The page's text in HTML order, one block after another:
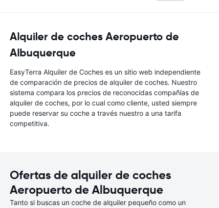
Alquiler de coches Aeropuerto de
Albuquerque
EasyTerra Alquiler de Coches es un sitio web independiente
de comparación de precios de alquiler de coches. Nuestro
sistema compara los precios de reconocidas compañías de
alquiler de coches, por lo cual como cliente, usted siempre
puede reservar su coche a través nuestro a una tarifa
competitiva.
Ofertas de alquiler de coches
Aeropuerto de Albuquerque
Tanto si buscas un coche de alquiler pequeño como un